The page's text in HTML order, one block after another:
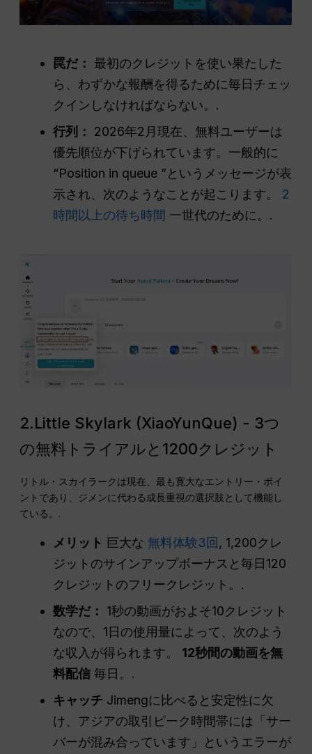
罠だ： 最初のクレジットを使い果たした
ら、わずかな報酬を得るために毎日チェッ
クインしなければならない。.
行列：
2026年2月現在、無料ユーザーは
優先順位が下げられています。一般的に
“Position in queue ”というメッセージが表
示され、次のようなことが起こります。 2
時間以上の待ち時間 一世代のために。.
2.Little Skylark (XiaoYunQue) - 3つ
の無料トライアルと1200クレジット
リトル・スカイラークは現在、最も寛大なエントリー・ポイ
ントであり、ジメンに代わる成長重視の選択肢として機能し
ている。.
メリット 巨大な無料体験3回, 1,200クレ
ジットのサインアップボーナスと毎日120
クレジットのフリークレジット。.
数学だ：
1秒の動画がおよそ10クレジット
なので、1日の使用量によって、次のよう
な収入が得られます。 12秒間の動画を無
料配信 毎日。.
キャッチ Jimengに比べると安定性に欠
け、アジアの取引ピーク時間帯には「サー
バーが混み合っています」というエラーが